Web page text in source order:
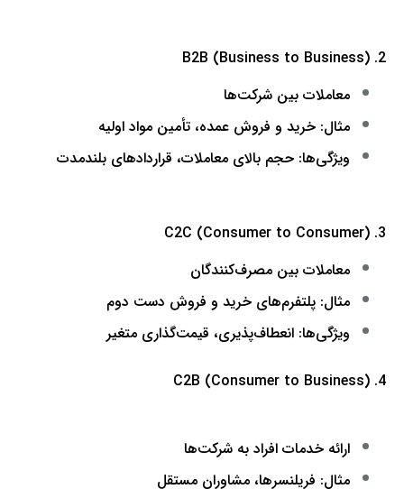
2. B2B (Business to Business)
معاملات بین شرکت‌ها
مثال: خرید و فروش عمده، تأمین مواد اولیه
ویژگی‌ها: حجم بالای معاملات، قراردادهای بلندمدت
3. C2C (Consumer to Consumer)
معاملات بین مصرف‌کنندگان
مثال: پلتفرم‌های خرید و فروش دست دوم
ویژگی‌ها: انعطاف‌پذیری، قیمت‌گذاری متغیر
4. C2B (Consumer to Business)
ارائه خدمات افراد به شرکت‌ها
مثال: فریلنسرها، مشاوران مستقل